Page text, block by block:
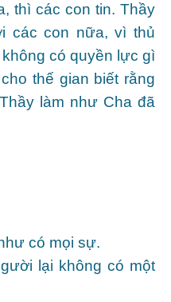
thì các con tin. Thầy
các con nữa, vì thủ
có quyền lực gì
thế gian biết rằng
làm như Cha đã
có mọi sự.
lại không có một